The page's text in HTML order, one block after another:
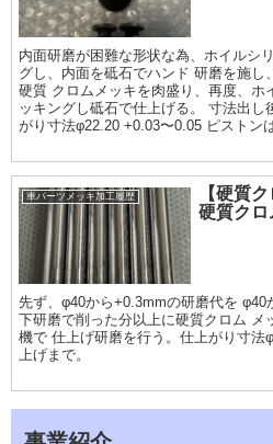
内面研磨が困難な形状な為、ホイルシ
グし、内面を砥石でハンド 研磨を施し
硬質 クロムメッキを肉盛り、再度、ホ
ッキングし砥石で仕上げる。 寸法出
がり寸法φ22.20 +0.03〜0.05 ピストン
車パーツメッキ加工履歴
【硬質
硬質ク
先ず、φ40から+0.3mmの研磨代を φ40
下研磨で削った分以上に硬質クロム メ
機で 仕上げ研磨を行う。仕上がり寸法
上げまで。